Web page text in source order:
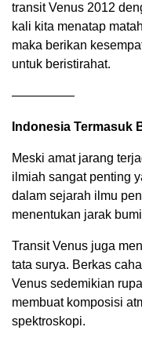
transit Venus 2012
kali kita menatap
maka berikan
untuk beristirahat.
—————
Indonesia Termasuk
Meski amat jarang
ilmiah sangat penting
dalam sejarah ilmu
menentukan jarak
Transit Venus juga
tata surya. Berkas
Venus sedemikian
membuat komposisi
spektroskopi.